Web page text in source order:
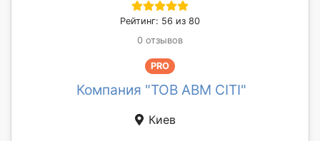
Рейтинг: 56 из 80
0 отзывов
PRO
Компания "ТОВ АВМ СІТІ"
Киев